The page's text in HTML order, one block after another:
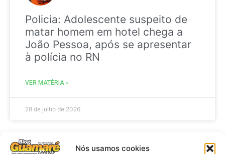
Nós usamos cookies
Policia: Adolescente suspeito de
matar homem em hotel chega a
João Pessoa, após se apresentar
à polícia no RN
VER MATÉRIA »
28 de julho de 2026